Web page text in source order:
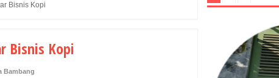
Bisnis Kopi
Bisnis Kopi
Bambang